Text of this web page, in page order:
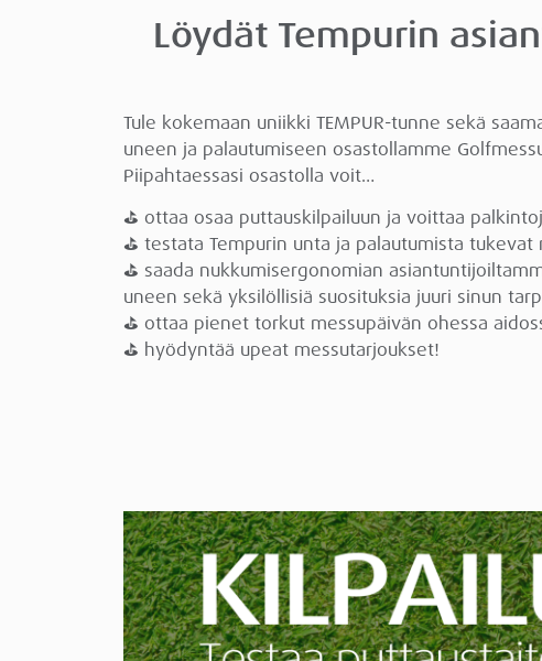
Löydät Tempurin
Tule kokemaan uniikki TEMPUR-tunne sekä
uneen ja palautumiseen osastollamme
Piipahtaessasi osastolla voit…
⛳ ottaa osaa puttauskilpailuun ja voittaa
⛳ testata Tempurin unta ja palautumista
⛳ saada nukkumisergonomian
uneen sekä yksilöllisiä suosituksia juuri sinun
⛳ ottaa pienet torkut messupäivän ohessa
⛳ hyödyntää upeat messutarjoukset!